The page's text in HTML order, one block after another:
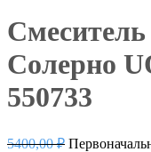
Солерно
550733
5400,00₽